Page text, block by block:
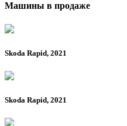
Машины в продаже
Skoda Rapid, 2021
Skoda Rapid, 2021